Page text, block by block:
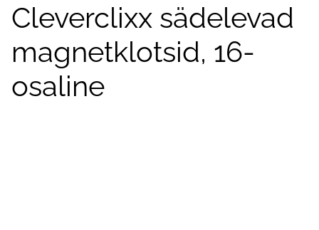
Cleverclixx sädelevad
magnetklotsid, 16-
osaline